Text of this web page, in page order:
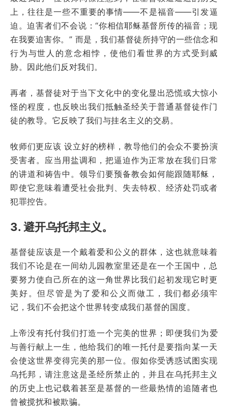
上，往往是一些不重要的事情——不是福音——引发逼
迫。迫害者们不会说：“你相信耶稣基督所传的福音；现
在我要迫害你。” 而是，我们基督徒所持守的一些信念和
行为与世人的意念相悖，使他们看世界的方式受到威
胁。因此他们反对我们。
再者，基督徒对于当下文化中的变化显出恐慌或大惊小
怪的程度，也反映出我们抵触圣经关于普通基督徒作门
徒的教导。它反映了我们与挂名主义的交易。
牧师们更应该 设立好的榜样，教导他们的会众不要扮演
受害者。应当用盐调和，把逼迫作为正常放在我们日常
的讲道和祷告中。领导们要预备教会如何能跟随耶稣，
即使它意味着遭受社会批判、失去特权、经济处罚或者
犯罪控告。
3. 避开乌托邦主义。
基督徒应该是一个戴着爱和公义的群体，这也就意味着
我们不论是在一间幼儿园教室里还是在一个王国中，总
要努力使自己所在的这一角世界比我们起初发现它时更
美好。但尽管是为了爱和公义而做工，我们都必须牢
记，我们不会把这个世界转变成我们基督的国度。
上帝没有托付我们打造一个完美的世界；即便我们为爱
与善行献上一生，他给我们的唯一托付是要指向某一天
会使这世界变得完美的那一位。假如你受诱惑试图实现
乌托邦，请注意这是圣经所禁止的，并且在乌托邦主义
的历史上也记载着甚至是基督的一些最热情的追随者也
曾被搅扰和被欺骗。